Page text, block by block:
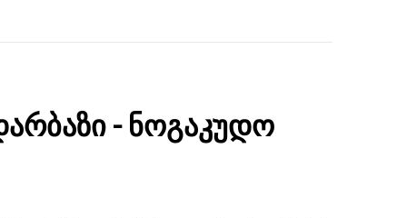
- ნოგაკუდო